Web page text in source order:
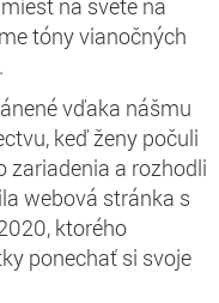
na svete na
tóny vianočných
vďaka nášmu
keď ženy počuli
zariadenia a rozhodli
webová stránka s
ktorého
ponechať si svoje